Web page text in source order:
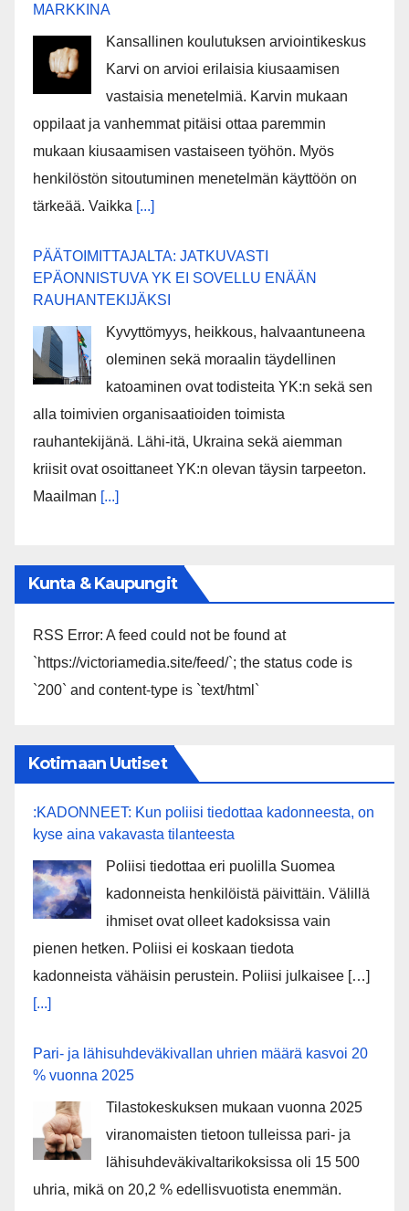
MARKKINA
Kansallinen koulutuksen arviointikeskus
Karvi on arvioi erilaisia kiusaamisen
vastaisia menetelmiä. Karvin mukaan
oppilaat ja vanhemmat pitäisi ottaa paremmin
mukaan kiusaamisen vastaiseen työhön. Myös
henkilöstön sitoutuminen menetelmän käyttöön on
tärkeää. Vaikka [...]
PÄÄTOIMITTAJALTA: JATKUVASTI
EPÄONNISTUVA YK EI SOVELLU ENÄÄN
RAUHANTEKIJÄKSI
Kyvyttömyys, heikkous, halvaantuneena
oleminen sekä moraalin täydellinen
katoaminen ovat todisteita YK:n sekä sen
alla toimivien organisaatioiden toimista
rauhantekijänä. Lähi-itä, Ukraina sekä aiemman
kriisit ovat osoittaneet YK:n olevan täysin tarpeeton.
Maailman [...]
Kunta & Kaupungit
RSS Error: A feed could not be found at
`https://victoriamedia.site/feed/`; the status code is
`200` and content-type is `text/html`
Kotimaan Uutiset
:KADONNEET: Kun poliisi tiedottaa kadonneesta, on
kyse aina vakavasta tilanteesta
Poliisi tiedottaa eri puolilla Suomea
kadonneista henkilöistä päivittäin. Välillä
ihmiset ovat olleet kadoksissa vain
pienen hetken. Poliisi ei koskaan tiedota
kadonneista vähäisin perustein. Poliisi julkaisee […]
[...]
Pari- ja lähisuhdeväkivallan uhrien määrä kasvoi 20
% vuonna 2025
Tilastokeskuksen mukaan vuonna 2025
viranomaisten tietoon tulleissa pari- ja
lähisuhdeväkivaltarikoksissa oli 15 500
uhria, mikä on 20,2 % edellisvuotista enemmän.